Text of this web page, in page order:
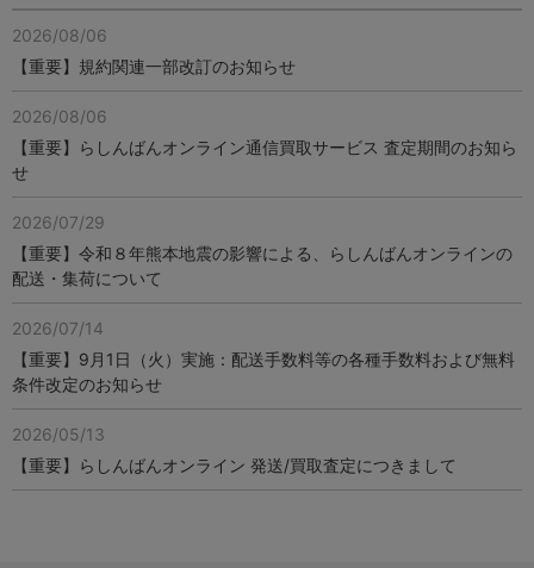
2026/08/06
【重要】規約関連一部改訂のお知らせ
2026/08/06
【重要】らしんばんオンライン通信買取サービス 査定期間のお知ら
せ
2026/07/29
【重要】令和８年熊本地震の影響による、らしんばんオンラインの
配送・集荷について
2026/07/14
【重要】9月1日（火）実施：配送手数料等の各種手数料および無料
条件改定のお知らせ
2026/05/13
【重要】らしんばんオンライン 発送/買取査定につきまして